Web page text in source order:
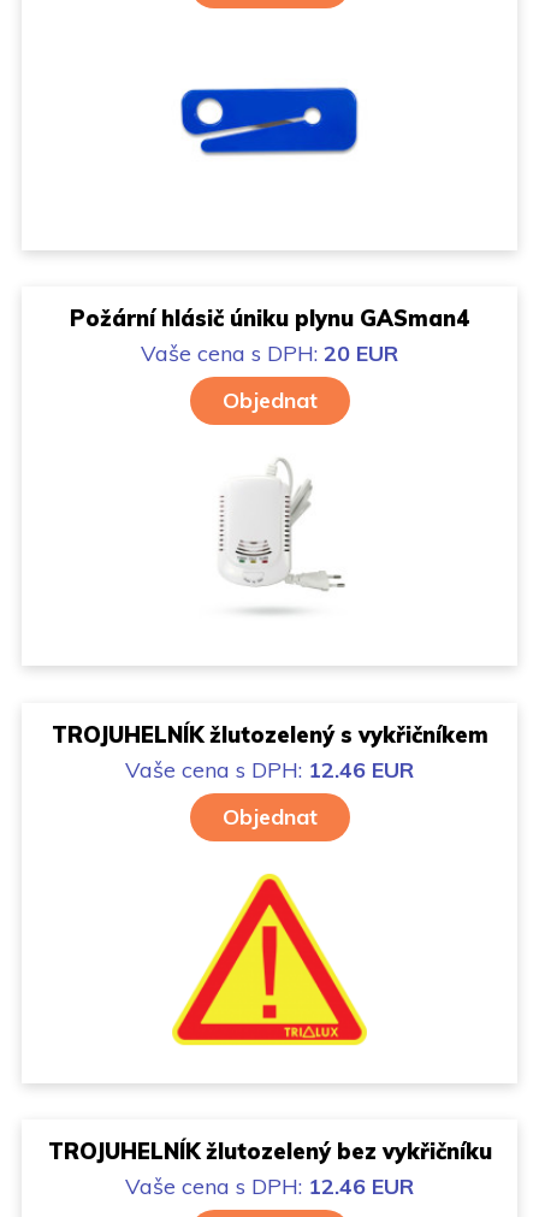
Požární hlásič úniku plynu GASman4
Vaše cena s DPH: 20 EUR
Objednat
TROJUHELNÍK žlutozelený s vykřičníkem
Vaše cena s DPH: 12.46 EUR
Objednat
TROJUHELNÍK žlutozelený bez vykřičníku
Vaše cena s DPH: 12.46 EUR